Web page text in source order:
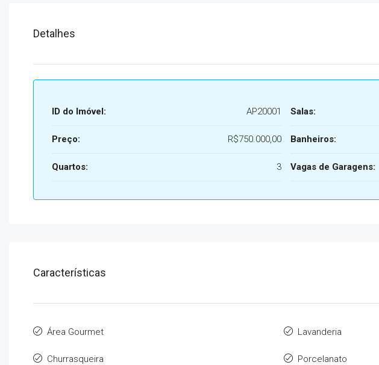
Detalhes
ID do Imóvel: AP20001
Preço: R$750.000,00
Quartos: 3
Salas:
Banheiros:
Vagas de Garagens:
Características
Área Gourmet
Churrasqueira
Lavanderia
Porcelanato